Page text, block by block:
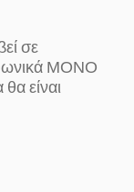
σε
ΜΟΝΟ
είναι